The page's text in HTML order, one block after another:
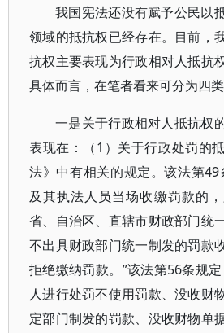
我国宪法还没有赋予公民以
领域的抵抗权已经存在。目前，
抗权主要表现为行政相对人抵抗
具体而言，在笔者看来可分为四类
一是关于行政相对人抵抗权
表现在：（1）关于行政处罚的
法》中有相关的规定。该法第49
及其执法人员当场收缴罚款的
省、自治区、直辖市财政部门统
不出具财政部门统一制发的罚款
拒绝缴纳罚款。”该法第56条规
人进行处罚不使用罚款、没收财
定部门制发的罚款、没收财物单